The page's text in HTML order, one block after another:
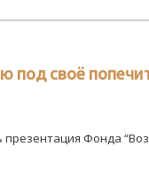
своё
презентация Фонда